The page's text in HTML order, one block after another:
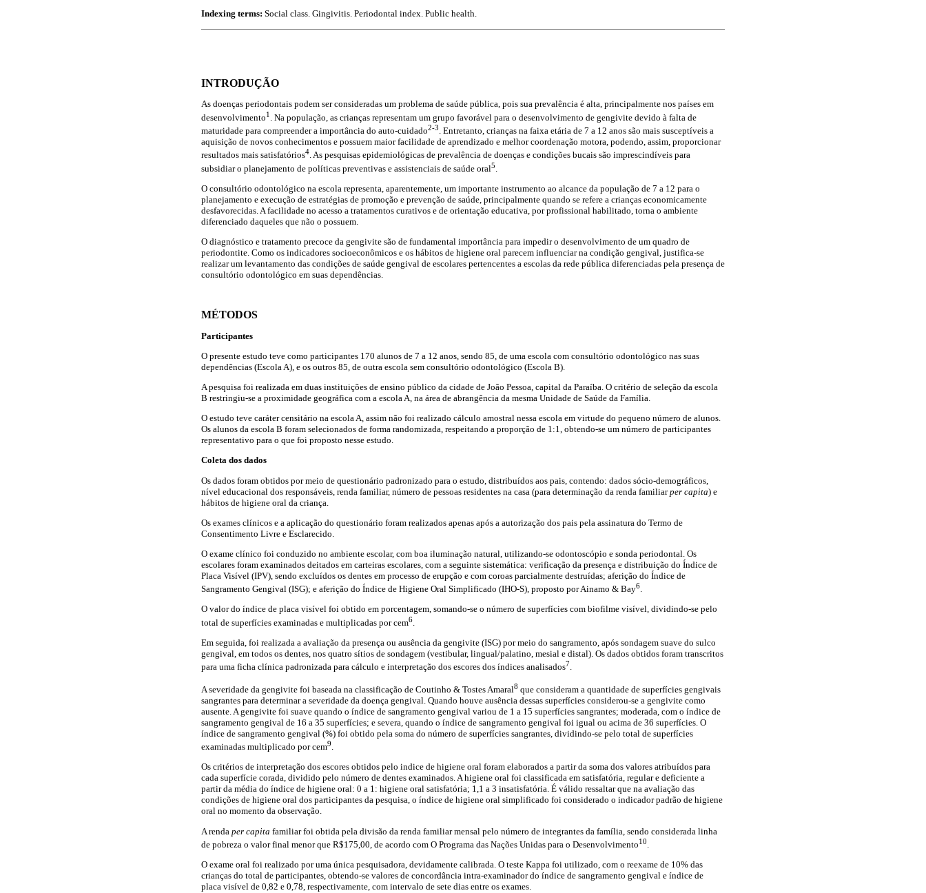
Indexing terms: Social class. Gingivitis. Periodontal index. Public health.
INTRODUÇÃO
As doenças periodontais podem ser consideradas um problema de saúde pública, pois sua prevalência é alta, principalmente nos países em
desenvolvimento1
. Na população, as crianças representam um grupo favorável para o desenvolvimento de gengivite devido à falta de
maturidade para compreender a importância do auto-cuidado2-3. Entretanto, crianças na faixa etária de 7 a 12 anos são mais susceptíveis a
aquisição de novos conhecimentos e possuem maior facilidade de aprendizado e melhor coordenação motora, podendo, assim, proporcionar
resultados mais satisfatórios4. As pesquisas epidemiológicas de prevalência de doenças e condições bucais são imprescindíveis para
subsidiar o planejamento de políticas preventivas e assistenciais de saúde oral5
O consultório odontológico na escola representa, aparentemente, um importante instrumento ao alcance da população de 7 a 12 para o
planejamento e execução de estratégias de promoção e prevenção de saúde, principalmente quando se refere a crianças economicamente
desfavorecidas. A facilidade no acesso a tratamentos curativos e de orientação educativa, por profissional habilitado, torna o ambiente
diferenciado daqueles que não o possuem.
O diagnóstico e tratamento precoce da gengivite são de fundamental importância para impedir o desenvolvimento de um quadro de
periodontite. Como os indicadores socioeconômicos e os hábitos de higiene oral parecem influenciar na condição gengival, justifica-se
realizar um levantamento das condições de saúde gengival de escolares pertencentes a escolas da rede pública diferenciadas pela presença de
consultório odontológico em suas dependências.
MÉTODOS
Participantes
O presente estudo teve como participantes 170 alunos de 7 a 12 anos, sendo 85, de uma escola com consultório odontológico nas suas
dependências (Escola A), e os outros 85, de outra escola sem consultório odontológico (Escola B).
A pesquisa foi realizada em duas instituições de ensino público da cidade de João Pessoa, capital da Paraíba. O critério de seleção da escola
B restringiu-se a proximidade geográfica com a escola A, na área de abrangência da mesma Unidade de Saúde da Família.
O estudo teve caráter censitário na escola A, assim não foi realizado cálculo amostral nessa escola em virtude do pequeno número de alunos.
Os alunos da escola B foram selecionados de forma randomizada, respeitando a proporção de 1:1, obtendo-se um número de participantes
representativo para o que foi proposto nesse estudo.
Coleta dos dados
Os dados foram obtidos por meio de questionário padronizado para o estudo, distribuídos aos pais, contendo: dados sócio-demográficos,
nível educacional dos responsáveis, renda familiar, número de pessoas residentes na casa (para determinação da renda familiarper capita) e
hábitos de higiene oral da criança.
Os exames clínicos e a aplicação do questionário foram realizados apenas após a autorização dos pais pela assinatura do Termo de
Consentimento Livre e Esclarecido.
O exame clínico foi conduzido no ambiente escolar, com boa iluminação natural, utilizando-se odontoscópio e sonda periodontal. Os
escolares foram examinados deitados em carteiras escolares, com a seguinte sistemática: verificação da presença e distribuição do Índice de
Placa Visível (IPV), sendo excluídos os dentes em processo de erupção e com coroas parcialmente destruídas; aferição do Índice de
Sangramento Gengival (ISG); e aferição do Índice de Higiene Oral Simplificado (IHO-S), proposto por Ainamo & Bay6.
O valor do índice de placa visível foi obtido em porcentagem, somando-se o número de superfícies com biofilme visível, dividindo-se pelo
total de superfícies examinadas e multiplicadas por cem6
Em seguida, foi realizada a avaliação da presença ou ausência da gengivite (ISG) por meio do sangramento, após sondagem suave do sulco
gengival, em todos os dentes, nos quatro sítios de sondagem (vestibular, lingual/palatino, mesial e distal). Os dados obtidos foram transcritos
para uma ficha clínica padronizada para cálculo e interpretação dos escores dos índices analisados7.
A severidade da gengivite foi baseada na classificação de Coutinho & Tostes Amaral8 que consideram a quantidade de superfícies gengivais
sangrantes para determinar a severidade da doença gengival. Quando houve ausência dessas superfícies considerou-se a gengivite como
ausente. A gengivite foi suave quando o índice de sangramento gengival variou de 1 a 15 superfícies sangrantes; moderada, com o índice de
sangramento gengival de 16 a 35 superfícies; e severa, quando o índice de sangramento gengival foi igual ou acima de 36 superfícies. O
índice de sangramento gengival (%) foi obtido pela soma do número de superfícies sangrantes, dividindo-se pelo total de superfícies
examinadas multiplicado por cem9.
Os critérios de interpretação dos escores obtidos pelo indice de higiene oral foram elaborados a partir da soma dos valores atribuídos para
cada superfície corada, dividido pelo número de dentes examinados. A higiene oral foi classificada em satisfatória, regular e deficiente a
partir da média do índice de higiene oral: 0 a 1: higiene oral satisfatória; 1,1 a 3 insatisfatória. É válido ressaltar que na avaliação das
condições de higiene oral dos participantes da pesquisa, o índice de higiene oral simplificado foi considerado o indicador padrão de higiene
oral no momento da observação.
A renda per capita familiar foi obtida pela divisão da renda familiar mensal pelo número de integrantes da família, sendo considerada linha
de pobreza o valor final menor que R$175,00, de acordo com O Programa das Nações Unidas para o Desenvolvimento10
O exame oral foi realizado por uma única pesquisadora, devidamente calibrada. O teste Kappa foi utilizado, com o reexame de 10% das
crianças do total de participantes, obtendo-se valores de concordância intra-examinador do índice de sangramento gengival e índice de
placa visível de 0,82 e 0,78, respectivamente, com intervalo de sete dias entre os exames.